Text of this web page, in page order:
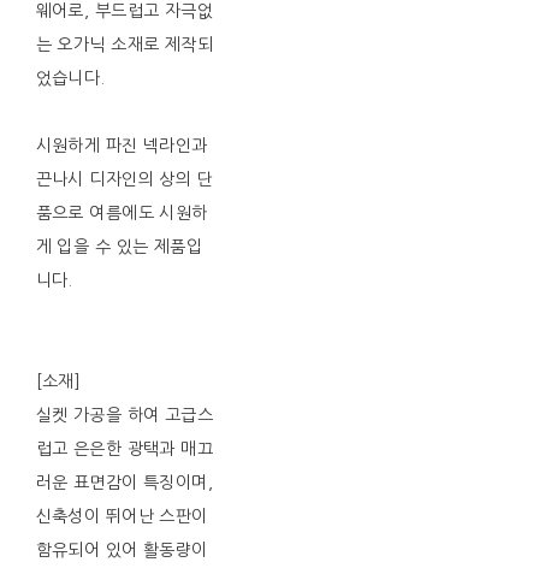
웨어로, 부드럽고 자극없
는 오가닉 소재로 제작되
었습니다.
시원하게 파진 넥라인과
끈나시 디자인의 상의 단
품으로 여름에도 시원하
게 입을 수 있는 제품입
니다.
[소재]
실켓 가공을 하여 고급스
럽고 은은한 광택과 매끄
러운 표면감이 특징이며,
신축성이 뛰어난 스판이
함유되어 있어 활동량이